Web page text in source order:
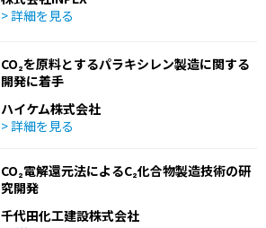
> 詳細を見る
CO₂を原料とするパラキシレン製造に関する
開発に着手
ハイケム株式会社
> 詳細を見る
CO₂電解還元法によるC₂化合物製造技術の研
究開発
千代田化工建設株式会社